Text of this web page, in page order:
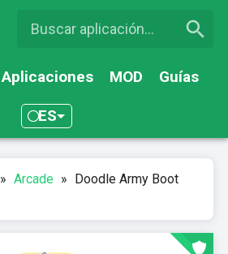
Aplicaciones MOD Guías
ES
» Arcade » Doodle Army Boot